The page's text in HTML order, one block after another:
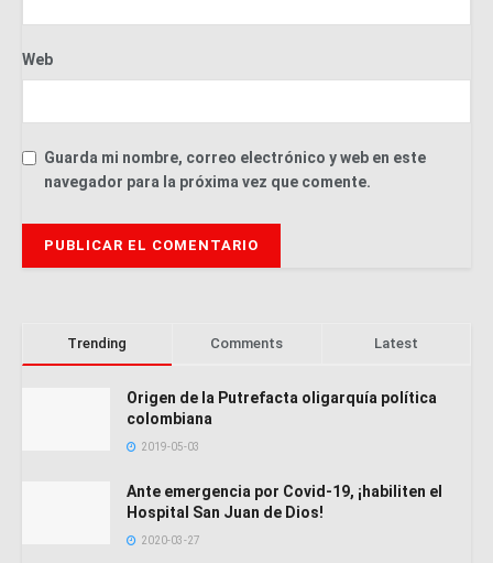
Web
Guarda mi nombre, correo electrónico y web en este
navegador para la próxima vez que comente.
Trending Comments Latest
Origen de la Putrefacta oligarquía política
colombiana
2019-05-03
Ante emergencia por Covid-19, ¡habiliten el
Hospital San Juan de Dios!
2020-03-27